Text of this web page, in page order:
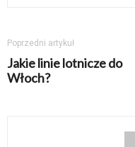
Poprzedni artykuł
Jakie linie lotnicze do
Włoch?